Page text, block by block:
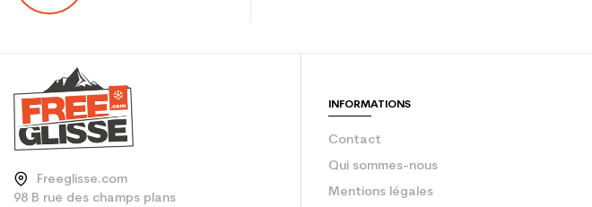
Freeglisse.com
98 B rue des champs plans
INFORMATIONS
Contact
Qui sommes-nous
Mentions légales